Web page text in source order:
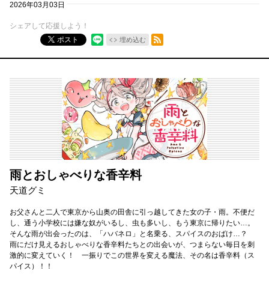
2026年03月03日
シェアして応援しよう！
ポスト
埋め込む
RSSフィード
雨とおしゃべりな香辛料
天道グミ
お父さんと二人で東京から山奥の田舎に引っ越してきた女の子・雨。不便だ
し、通う小学校には嫌な奴がいるし、虫も多いし、もう東京に帰りたい…。
そんな雨が出会ったのは、「ハバネロ」と名乗る、スパイスのおばけ…？
雨にだけ見えるおしゃべりな香辛料たちとの出会いが、つまらない毎日を刺
激的に変えていく！ 一振りでこの世界を変える魔法、その名は香辛料（ス
パイス）！！